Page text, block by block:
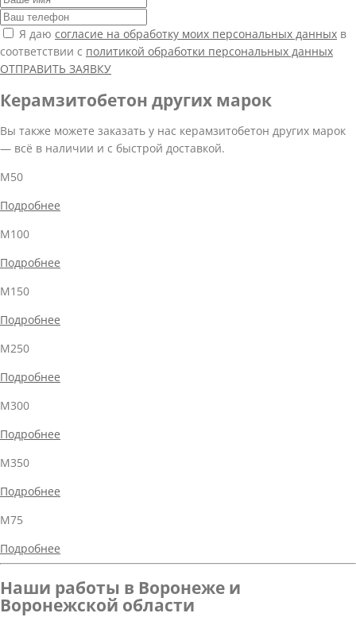
Я даю согласие на обработку моих персональных данных в
соответствии с политикой обработки персональных данных
ОТПРАВИТЬ ЗАЯВКУ
Керамзитобетон других марок
Вы также можете заказать у нас керамзитобетон других марок
— всё в наличии и с быстрой доставкой.
М50
Подробнее
М100
Подробнее
М150
Подробнее
М250
Подробнее
М300
Подробнее
М350
Подробнее
М75
Подробнее
Наши работы в Воронеже и
Воронежской области